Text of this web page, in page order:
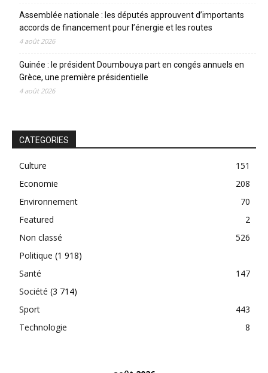
Assemblée nationale : les députés approuvent d’importants
accords de financement pour l’énergie et les routes
4 août 2026
Guinée : le président Doumbouya part en congés annuels en
Grèce, une première présidentielle
4 août 2026
CATEGORIES
Culture
151
Economie
208
Environnement
70
Featured
2
Non classé
526
Politique (1 918)
Santé
147
Société (3 714)
Sport
443
Technologie
8